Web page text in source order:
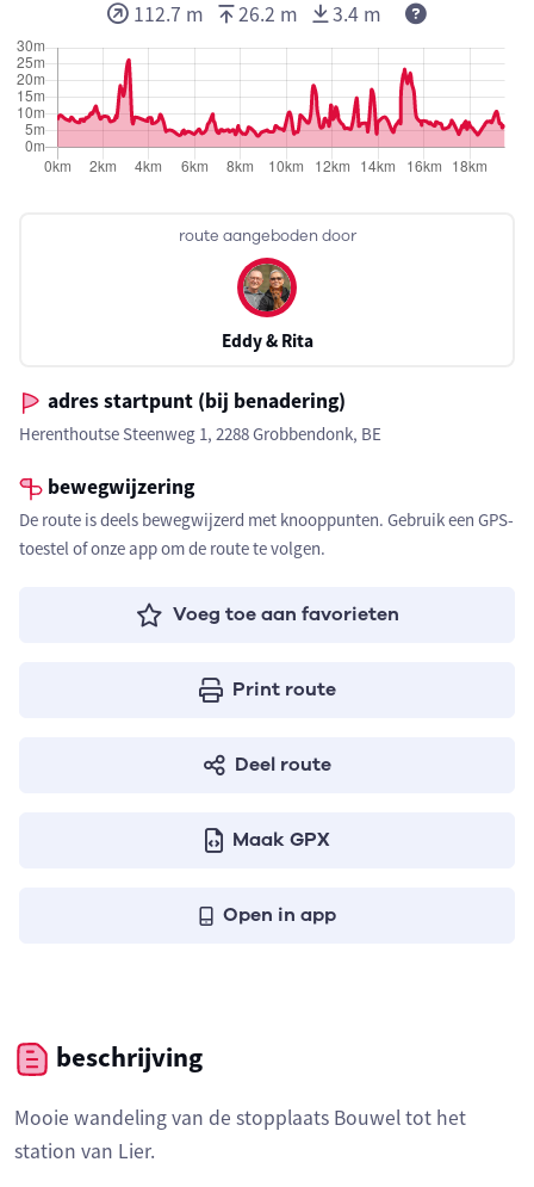
route aangeboden door
Eddy & Rita
adres startpunt (bij benadering)
Herenthoutse Steenweg 1, 2288 Grobbendonk, BE
bewegwijzering
De route is deels bewegwijzerd met knooppunten. Gebruik een GPS-
toestel of onze app om de route te volgen.
Voeg toe aan favorieten
Print route
Deel route
Maak GPX
Open in app
112.7 m 26.2 m 3.4 m
beschrijving
Mooie wandeling van de stopplaats Bouwel tot het
station van Lier.